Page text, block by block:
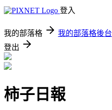
登入
我的部落格 我的部落格後台
登出
柿子日報